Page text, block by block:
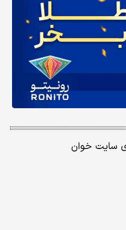
سایت خوان